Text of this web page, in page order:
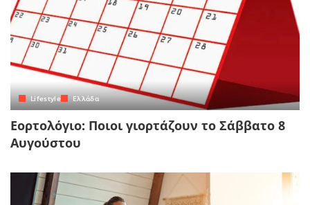
Lifestyle Ελλάδα
Εορτολόγιο: Ποιοι γιορτάζουν το Σάββατο 8
Αυγούστου